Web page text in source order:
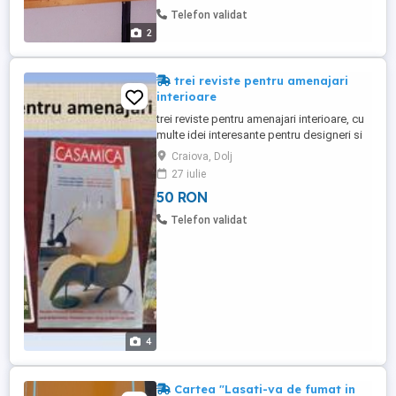
2
Telefon validat
4
trei reviste pentru amenajari
interioare
trei reviste pentru amenajari interioare, cu
multe idei interesante pentru designeri si
nu numai pde la stanga spre dreapta:
prima este in limba romana, cea de a doua
este in limba italiana, cea de a treia este in
limba franceza pretul afisat este pentru tot
pachetul
Craiova, Dolj
27 iulie
50 RON
Telefon validat
Cartea "Lasati-va de fumat in